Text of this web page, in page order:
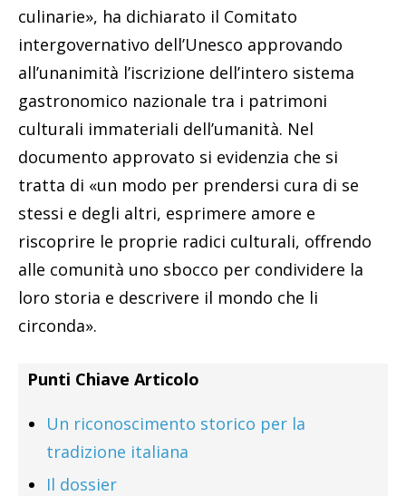
culinarie», ha dichiarato il Comitato
intergovernativo dell’Unesco approvando
all’unanimità l’iscrizione dell’intero sistema
gastronomico nazionale tra i patrimoni
culturali immateriali dell’umanità. Nel
documento approvato si evidenzia che si
tratta di «un modo per prendersi cura di se
stessi e degli altri, esprimere amore e
riscoprire le proprie radici culturali, offrendo
alle comunità uno sbocco per condividere la
loro storia e descrivere il mondo che li
circonda».
Punti Chiave Articolo
Un riconoscimento storico per la
tradizione italiana
Il dossier